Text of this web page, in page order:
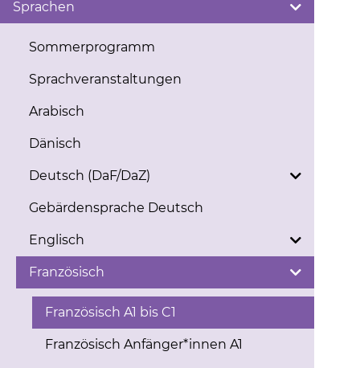
Sprachen
Sommerprogramm
Sprachveranstaltungen
Arabisch
Dänisch
Deutsch (DaF/DaZ)
Gebärdensprache Deutsch
Englisch
Französisch
Französisch A1 bis C1
Französisch Anfänger*innen A1